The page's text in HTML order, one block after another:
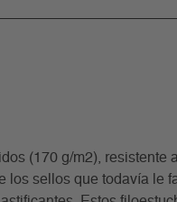
(170 g/m2), resistente
los sellos que todavía le